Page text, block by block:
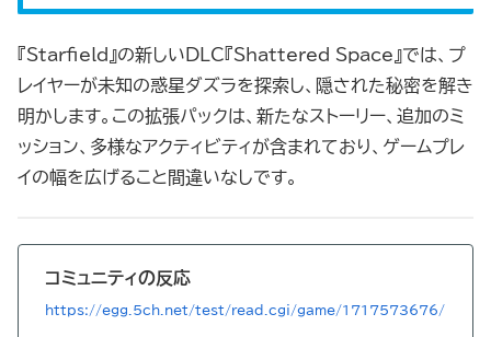
『Starfield』の新しいDLC『Shattered Space』では、プ
レイヤーが未知の惑星ダズラを探索し、隠された秘密を解き
明かします。この拡張パックは、新たなストーリー、追加のミ
ッション、多様なアクティビティが含まれており、ゲームプレ
イの幅を広げること間違いなしです。
コミュニティの反応
https://egg.5ch.net/test/read.cgi/game/1717573676/